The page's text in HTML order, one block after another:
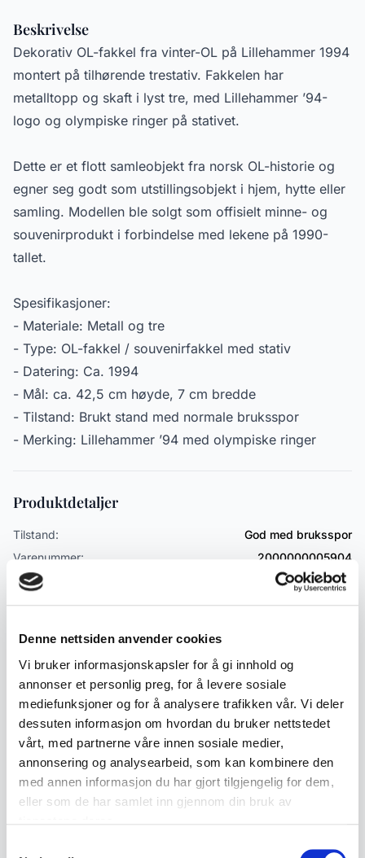
Denne nettsiden anvender cookies
Vi bruker informasjonskapsler for å gi innhold og
annonser et personlig preg, for å levere sosiale
mediefunksjoner og for å analysere trafikken vår. Vi deler
dessuten informasjon om hvordan du bruker nettstedet
vårt, med partnerne våre innen sosiale medier,
annonsering og analysearbeid, som kan kombinere den
med annen informasjon du har gjort tilgjengelig for dem,
eller som de har samlet inn gjennom din bruk av
Beskrivelse
Dekorativ OL-fakkel fra vinter-OL på Lillehammer 1994
montert på tilhørende trestativ. Fakkelen har
metalltopp og skaft i lyst tre, med Lillehammer ’94-
logo og olympiske ringer på stativet.
Dette er et flott samleobjekt fra norsk OL-historie og
egner seg godt som utstillingsobjekt i hjem, hytte eller
samling. Modellen ble solgt som offisielt minne- og
souvenirprodukt i forbindelse med lekene på 1990-
tallet.
Spesifikasjoner:
- Materiale: Metall og tre
- Type: OL-fakkel / souvenirfakkel med stativ
- Datering: Ca. 1994
- Mål: ca. 42,5 cm høyde, 7 cm bredde
- Tilstand: Brukt stand med normale bruksspor
- Merking: Lillehammer ’94 med olympiske ringer
Produktdetaljer
Tilstand:
God med bruksspor
Varenummer:
2000000005904
Publisert:
12.05.2026
Emneord
Samleobjekter God med bruksspor
Samlerobjekt
Fakkel
Lillehammer
Lignende produkter
Andre produkter som kan interessere deg